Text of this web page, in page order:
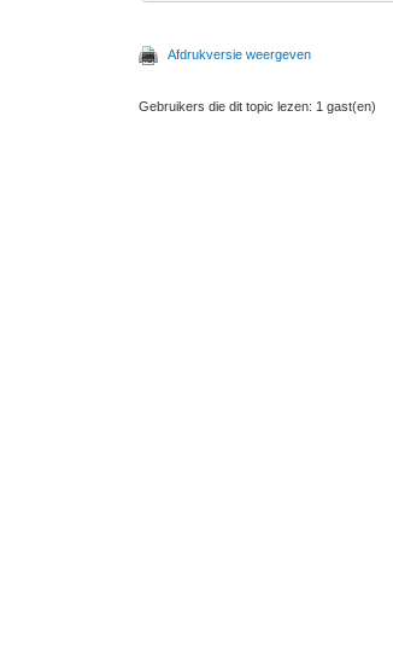
Afdrukversie weergeven
Gebruikers die dit topic lezen: 1 gast(en)